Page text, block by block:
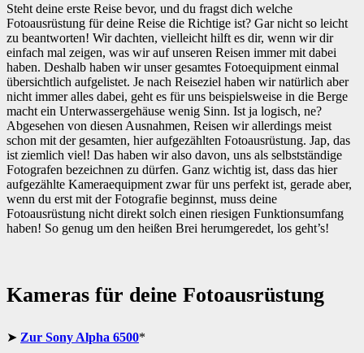
Steht deine erste Reise bevor, und du fragst dich welche
Fotoausrüstung für deine Reise die Richtige ist? Gar nicht so leicht
zu beantworten! Wir dachten, vielleicht hilft es dir, wenn wir dir
einfach mal zeigen, was wir auf unseren Reisen immer mit dabei
haben. Deshalb haben wir unser gesamtes Fotoequipment einmal
übersichtlich aufgelistet. Je nach Reiseziel haben wir natürlich aber
nicht immer alles dabei, geht es für uns beispielsweise in die Berge
macht ein Unterwassergehäuse wenig Sinn. Ist ja logisch, ne?
Abgesehen von diesen Ausnahmen, Reisen wir allerdings meist
schon mit der gesamten, hier aufgezählten Fotoausrüstung. Jap, das
ist ziemlich viel! Das haben wir also davon, uns als selbstständige
Fotografen bezeichnen zu dürfen. Ganz wichtig ist, dass das hier
aufgezählte Kameraequipment zwar für uns perfekt ist, gerade aber,
wenn du erst mit der Fotografie beginnst, muss deine
Fotoausrüstung nicht direkt solch einen riesigen Funktionsumfang
haben! So genug um den heißen Brei herumgeredet, los geht’s!
Kameras für deine Fotoausrüstung
➤ Zur Sony Alpha 6500*